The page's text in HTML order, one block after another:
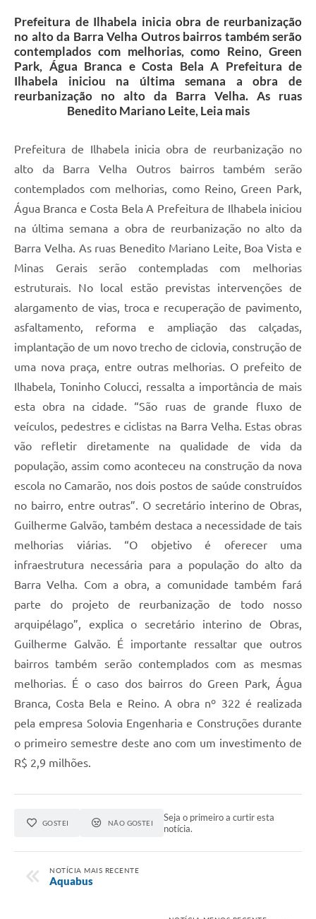
Prefeitura de Ilhabela inicia obra de reurbanização
no alto da Barra Velha Outros bairros também serão
contemplados com melhorias, como Reino, Green
Park, Água Branca e Costa Bela A Prefeitura de
Ilhabela iniciou na última semana a obra de
reurbanização no alto da Barra Velha. As ruas
Benedito Mariano Leite, Leia mais
Prefeitura de Ilhabela inicia obra de reurbanização no
alto da Barra Velha Outros bairros também serão
contemplados com melhorias, como Reino, Green Park,
Água Branca e Costa Bela A Prefeitura de Ilhabela iniciou
na última semana a obra de reurbanização no alto da
Barra Velha. As ruas Benedito Mariano Leite, Boa Vista e
Minas Gerais serão contempladas com melhorias
estruturais. No local estão previstas intervenções de
alargamento de vias, troca e recuperação de pavimento,
asfaltamento, reforma e ampliação das calçadas,
implantação de um novo trecho de ciclovia, construção de
uma nova praça, entre outras melhorias. O prefeito de
Ilhabela, Toninho Colucci, ressalta a importância de mais
esta obra na cidade. “São ruas de grande fluxo de
veículos, pedestres e ciclistas na Barra Velha. Estas obras
vão refletir diretamente na qualidade de vida da
população, assim como aconteceu na construção da nova
escola no Camarão, nos dois postos de saúde construídos
no bairro, entre outras”. O secretário interino de Obras,
Guilherme Galvão, também destaca a necessidade de tais
melhorias viárias. “O objetivo é oferecer uma
infraestrutura necessária para a população do alto da
Barra Velha. Com a obra, a comunidade também fará
parte do projeto de reurbanização de todo nosso
arquipélago”, explica o secretário interino de Obras,
Guilherme Galvão. É importante ressaltar que outros
bairros também serão contemplados com as mesmas
melhorias. É o caso dos bairros do Green Park, Água
Branca, Costa Bela e Reino. A obra nº 322 é realizada
pela empresa Solovia Engenharia e Construções durante
o primeiro semestre deste ano com um investimento de
R$ 2,9 milhões.
GOSTEI NÃO GOSTEI
Seja o primeiro a curtir esta
notícia.
NOTÍCIA MAIS RECENTE
Aquabus